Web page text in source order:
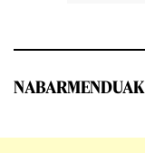
NABARMENDUAK